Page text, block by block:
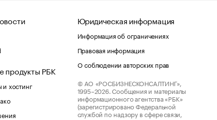
продукты РБК
хостинг
Юридическая информация
Информация об ограничениях
Правовая информация
О соблюдении авторских прав
© АО «РОСБИЗНЕСКОНСАЛТИНГ»,
1995–2026. Сообщения и материалы
информационного агентства «РБК»
(зарегистрировано Федеральной
службой по надзору в сфере связи,